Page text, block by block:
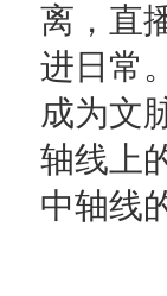
离，直
进日常
成为文
轴线上
中轴线